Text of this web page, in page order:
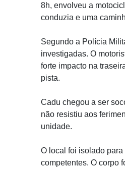
8h, envolveu a
conduzia e uma
Segundo a Polícia
investigadas. O
forte impacto na
pista.
Cadu chegou a ser
não resistiu aos
unidade.
O local foi isolado
competentes. O corpo